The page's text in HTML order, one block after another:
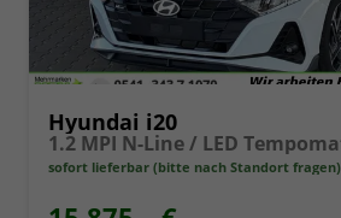
Hyundai i20
sofort lieferbar (bitte nach Standort fragen)